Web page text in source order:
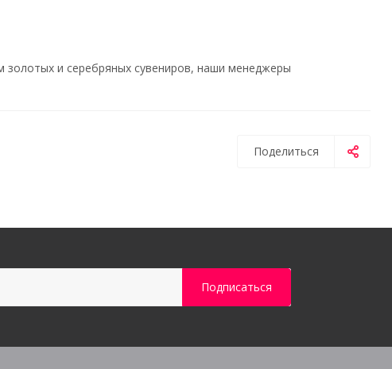
и серебряных сувениров, наши менеджеры
Поделиться